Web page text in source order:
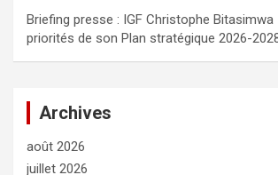
Briefing presse : IGF Christophe
priorités de son Plan stratégique 2026-
Archives
août 2026
juillet 2026